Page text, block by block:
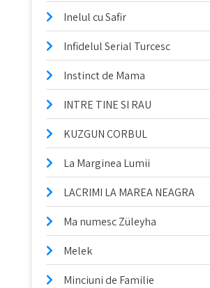
Inelul cu Safir
Infidelul Serial Turcesc
Instinct de Mama
INTRE TINE SI RAU
KUZGUN CORBUL
La Marginea Lumii
LACRIMI LA MAREA NEAGRA
Ma numesc Züleyha
Melek
Minciuni de Familie